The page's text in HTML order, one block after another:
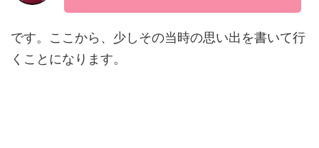
です。ここから、少しその当時の思い出を書いて行
くことになります。